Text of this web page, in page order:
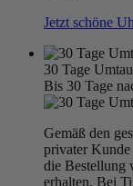
Jetzt schöne
30 Tage
Bis 30 Tage
Gemäß den
privater Kunde
die Bestellung
erhalten. Bei